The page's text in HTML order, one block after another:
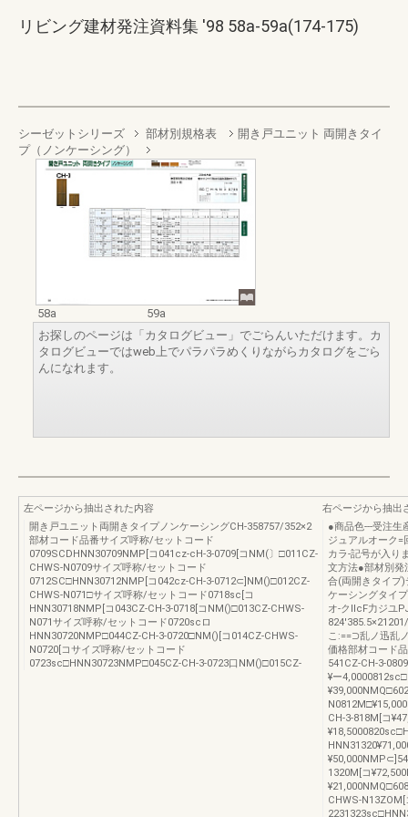
リビング建材発注資料集 '98 58a-59a(174-175)
シーゼットシリーズ 部材別規格表
開き戸ユニット 両開きタイ
プ（ノンケーシング）
58a
59a
お探しのページは「カタログビュー」でごらんいただけます。カ
タログビューではweb上でパラパラめくりながらカタログをごら
んになれます。
左ページから抽出された内容
開き戸ユニット両開きタイプノンケーシングCH-358757/352×2
部材コード品番サイズ呼称/セットコード
0709SCDHNN30709NMP[コ041cz-cH-3-0709[コNM(〕□011CZ-
CHWS-N0709サイズ呼称/セットコード
0712SC□HNN30712NMP[コ042cz-CH-3-0712⊂]NM()□012CZ-
CHWS-N071□サイズ呼称/セットコード0718sc[コ
HNN30718NMP[コ043CZ-CH-3-0718[コNM()□013CZ-CHWS-
N071サイズ呼称/セットコード0720scロ
HNN30720NMP□044CZ-CH-3-0720□NM()[コ014CZ-CHWS-
N0720[コサイズ呼称/セットコード
0723sc□HNN30723NMP□045CZ-CH-3-0723口NM()□015CZ-
右ページから抽出
●商品色---受注生
ジュアルオーク=
カラ-記号が入り
文方法●部材別発
合(両開きタイプ
ケーシングタイ
オ-クllcF力ジユ
こ:==⊃乱ノ迅乱
価格部材コード
541CZ-CH-3-
¥ー
CH-3-818M[コ
1320M[コ
CHWS-